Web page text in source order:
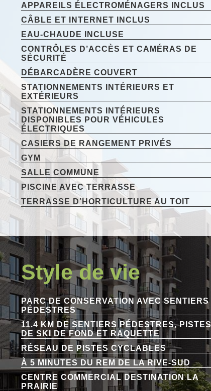
APPAREILS ÉLECTROMÉNAGERS INCLUS
CÂBLE ET INTERNET INCLUS
EAU-CHAUDE INCLUSE
CONTRÔLES D’ACCÈS ET CAMÉRAS DE
SÉCURITÉ
DÉBARCADÈRE COUVERT
STATIONNEMENTS INTÉRIEURS ET
EXTÉRIEURS
STATIONNEMENTS INTÉRIEURS
DISPONIBLES POUR VÉHICULES
ÉLECTRIQUES
CASIERS DE RANGEMENT PRIVÉS
GYM
SALLE COMMUNE
PISCINE AVEC TERRASSE
TERRASSE D’HORTICULTURE AU TOIT
Style de vie
PARC DE CONSERVATION AVEC SENTIERS
PÉDESTRES
11.4 KM DE SENTIERS PÉDESTRES, PISTES
DE SKI DE FOND ET RAQUETTE
RÉSEAU DE PISTES CYCLABLES
À 5 MINUTES DU REM DE LA RIVE-SUD
CENTRE COMMERCIAL DESTINATION LA
PRAIRIE